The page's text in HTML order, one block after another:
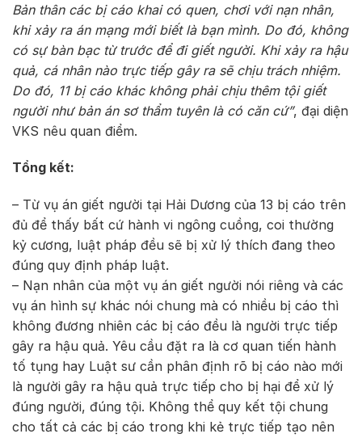
Bản thân các bị cáo khai có quen, chơi với nạn nhân,
khi xảy ra án mạng mới biết là bạn mình. Do đó, không
có sự bàn bạc từ trước để đi giết người. Khi xảy ra hậu
quả, cá nhân nào trực tiếp gây ra sẽ chịu trách nhiệm.
Do đó, 11 bị cáo khác không phải chịu thêm tội giết
người như bản án sơ thẩm tuyên là có căn cứ”, đại diện
VKS nêu quan điểm.
Tổng kết:
– Từ vụ án giết người tại Hải Dương của 13 bị cáo trên
đủ để thấy bất cứ hành vi ngông cuồng, coi thường
kỷ cương, luật pháp đều sẽ bị xử lý thích đang theo
đúng quy định pháp luật.
– Nạn nhân của một vụ án giết người nói riêng và các
vụ án hình sự khác nói chung mà có nhiều bị cáo thì
không đương nhiên các bị cáo đều là người trực tiếp
gây ra hậu quả. Yêu cầu đặt ra là cơ quan tiến hành
tố tụng hay Luật sư cần phân định rõ bị cáo nào mới
là người gây ra hậu quả trực tiếp cho bị hại để xử lý
đúng người, đúng tội. Không thể quy kết tội chung
cho tất cả các bị cáo trong khi kẻ trực tiếp tạo nên